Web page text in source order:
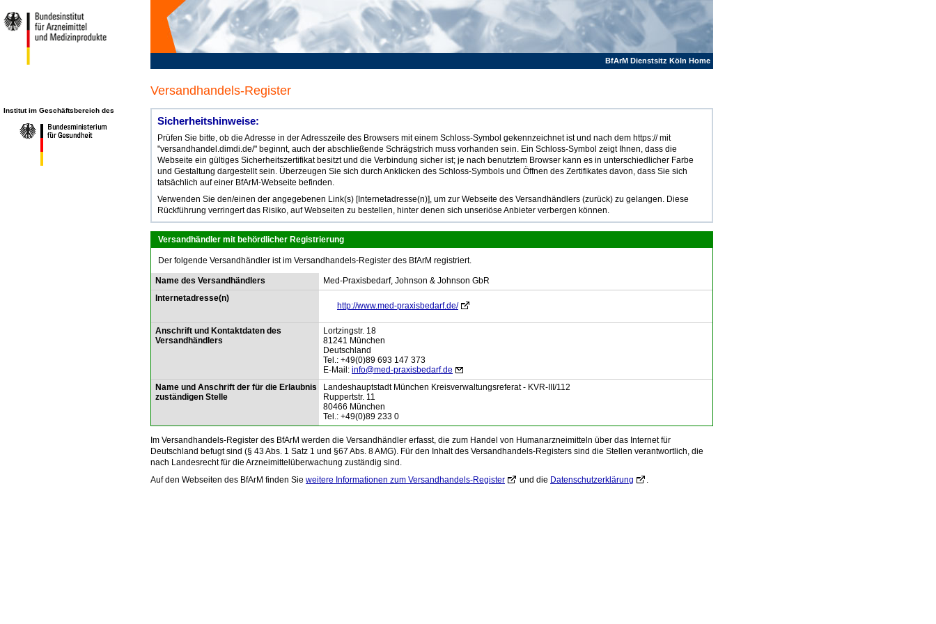
BfArM Dienstsitz Köln Home
Institut im Geschäftsbereich des
Versandhandels-Register
Sicherheitshinweise:
Prüfen Sie bitte, ob die Adresse in der Adresszeile des Browsers mit einem Schloss-Symbol gekennzeichnet ist und nach dem https:// mit
"versandhandel.dimdi.de/" beginnt, auch der abschließende Schrägstrich muss vorhanden sein. Ein Schloss-Symbol zeigt Ihnen, dass die
Webseite ein gültiges Sicherheitszertifikat besitzt und die Verbindung sicher ist; je nach benutztem Browser kann es in unterschiedlicher Farbe
und Gestaltung dargestellt sein. Überzeugen Sie sich durch Anklicken des Schloss-Symbols und Öffnen des Zertifikates davon, dass Sie sich
tatsächlich auf einer BfArM-Webseite befinden.
Verwenden Sie den/einen der angegebenen Link(s) [Internetadresse(n)], um zur Webseite des Versandhändlers (zurück) zu gelangen. Diese
Rückführung verringert das Risiko, auf Webseiten zu bestellen, hinter denen sich unseriöse Anbieter verbergen können.
Versandhändler mit behördlicher Registrierung
Der folgende Versandhändler ist im Versandhandels-Register des BfArM registriert.
Name des Versandhändlers
Med-Praxisbedarf, Johnson & Johnson GbR
Internetadresse(n)
http://www.med-praxisbedarf.de/
Anschrift und Kontaktdaten des
Versandhändlers
Lortzingstr. 18
81241 München
Deutschland
Tel.: +49(0)89 693 147 373
E-Mail: info@med-praxisbedarf.de
Name und Anschrift der für die Erlaubnis
zuständigen Stelle
Landeshauptstadt München Kreisverwaltungsreferat - KVR-III/112
Ruppertstr. 11
80466 München
Tel.: +49(0)89 233 0
Im Versandhandels-Register des BfArM werden die Versandhändler erfasst, die zum Handel von Humanarzneimitteln über das Internet für
Deutschland befugt sind (§ 43 Abs. 1 Satz 1 und §67 Abs. 8 AMG). Für den Inhalt des Versandhandels-Registers sind die Stellen verantwortlich, die
nach Landesrecht für die Arzneimittelüberwachung zuständig sind.
Auf den Webseiten des BfArM finden Sie weitere Informationen zum Versandhandels-Register und die Datenschutzerklärung .